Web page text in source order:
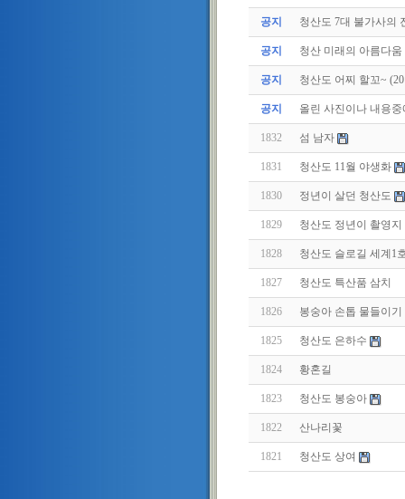
공지 청산도 7대 불가사의
공지 청산 미래의 아름다
공지 청산도 어찌 할꼬~
공지 올린 사진이나 내용중
1832 섬 남자
1831 청산도 11월 야생화
1830 정년이 살던 청산도
1829 청산도 정년이 촬영지
1828 청산도 슬로길 세계1
1827 청산도 특산품 삼치
1826 봉숭아 손톱 물들이기
1825 청산도 은하수
1824 황혼길
1823 청산도 봉숭아
1822 산나리꽃
1821 청산도 상여